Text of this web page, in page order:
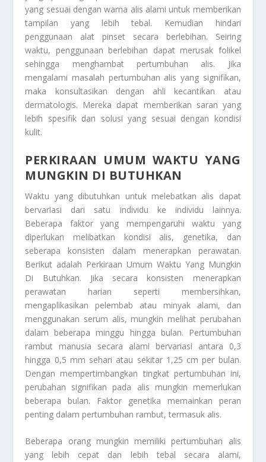
yang sesuai dengan warna alis alami untuk memberikan
tampilan yang lebih tebal. Kemudian hindari
penggunaan alat pinset secara berlebihan. Seiring
waktu, penggunaan berlebihan dapat merusak folikel
sehingga menghambat pertumbuhan alis. Jika
mengalami masalah pertumbuhan alis yang signifikan,
maka konsultasikan dengan ahli kecantikan atau
dermatologis. Mereka dapat memberikan saran yang
lebih spesifik dan solusi yang sesuai dengan kondisi
kulit.
PERKIRAAN UMUM WAKTU YANG
MUNGKIN DI BUTUHKAN
Waktu yang dibutuhkan untuk melebatkan alis dapat
bervariasi dari satu individu ke individu lainnya.
Beberapa faktor yang mempengaruhi waktu yang
diperlukan melibatkan kondisi alis, genetika, dan
seberapa konsisten dalam menerapkan perawatan.
Berikut adalah Perkiraan Umum Waktu Yang Mungkin
Di Butuhkan. Jika secara konsisten menerapkan
perawatan harian seperti membersihkan,
mengaplikasikan pelembab atau minyak alami, dan
menggunakan serum alis, mungkin melihat perubahan
dalam beberapa minggu hingga bulan. Pertumbuhan
rambut manusia secara alami bervariasi antara 0,3
hingga 0,5 mm sehari atau sekitar 1,25 cm per bulan.
Dengan mempertimbangkan tingkat pertumbuhan ini,
perubahan signifikan pada alis mungkin memerlukan
beberapa bulan. Faktor genetika memainkan peran
penting dalam pertumbuhan rambut, termasuk alis.
Beberapa orang mungkin memiliki pertumbuhan alis
yang lebih cepat dan lebih tebal secara alami,